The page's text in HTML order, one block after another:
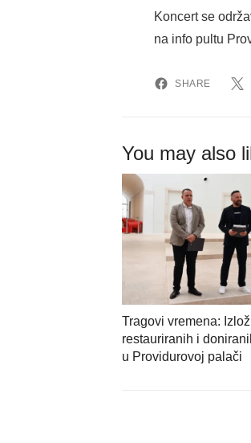
Koncert se
na info pultu
SHARE
You may also
Tragovi vremena:
restauriranih i
u Providurovoj palači